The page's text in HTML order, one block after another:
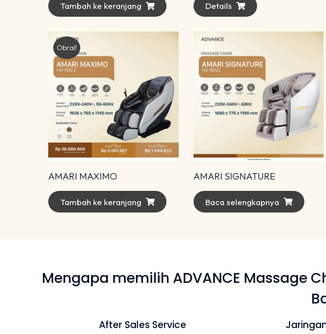
Tambah ke keranjang Details
Obral!
AMARI MAXIMO
Tambah ke keranjang
AMARI SIGNATURE
Baca selengkapnya
Mengapa memilih ADVANCE Massage
After Sales Service